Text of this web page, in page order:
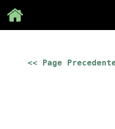
<< Page